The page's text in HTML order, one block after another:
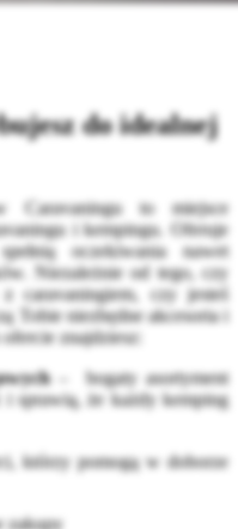
do idealnej
Caravaningu to miejsce
i kempingu. Oferuje
oczekiwania nawet
Niezależnie od tego, czy
caravaningiem, czy jesteś
Tobie niezbędne akcesoria i
znajdziesz:
– bogaty asortyment
sprawią, że każdy kemping
którzy pomogą w doborze
zakupy